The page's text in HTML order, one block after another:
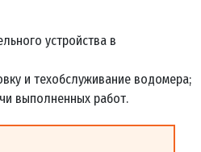
устройства в
и техобслуживание водомера;
выполненных работ.